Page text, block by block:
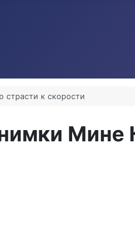
страсти к скорости
Мине